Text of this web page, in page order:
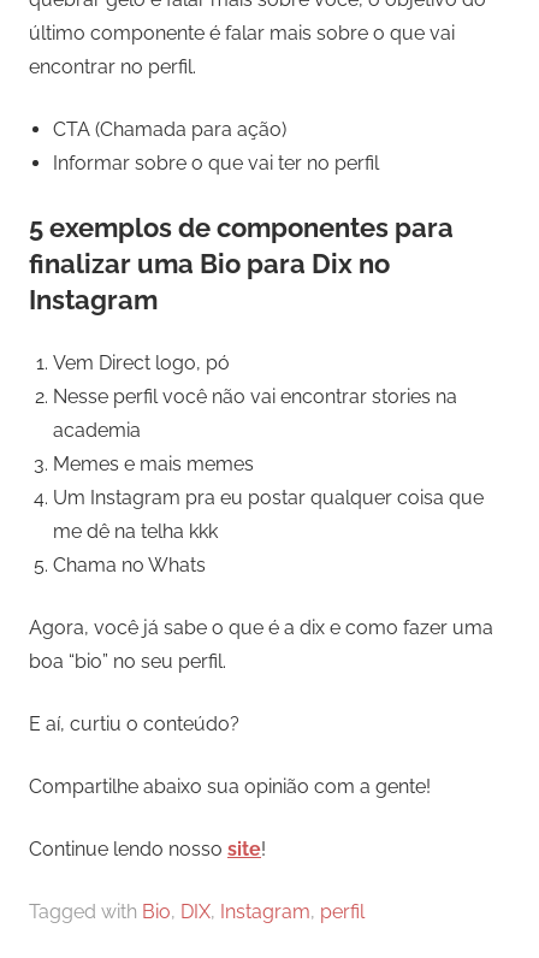
último componente é falar mais sobre o que vai
encontrar no perfil.
CTA (Chamada para ação)
Informar sobre o que vai ter no perfil
5 exemplos de componentes para
finalizar uma Bio para Dix no
Instagram
Vem Direct logo, pó
Nesse perfil você não vai encontrar stories na
academia
Memes e mais memes
Um Instagram pra eu postar qualquer coisa que
me dê na telha kkk
Chama no Whats
Agora, você já sabe o que é a dix e como fazer uma
boa “bio” no seu perfil.
E aí, curtiu o conteúdo?
Compartilhe abaixo sua opinião com a gente!
Continue lendo nosso site!
Tagged with Bio, DIX, Instagram, perfil